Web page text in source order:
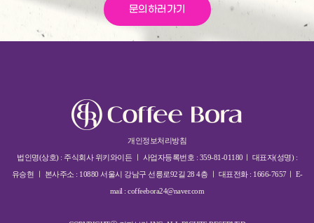
문의하러가기
개인정보처리방침
법인명(상호) : 주식회사 위키와이든 ㅣ 사업자등록번호 : 359-81-01180ㅣ 대표자(성명) :
유승현 ㅣ 본사주소 : 10880 서울시 강남구 선릉로92길 28 4층 ㅣ 대표전화 : 1666-7657ㅣ E-
mail : coffeebora24@naver.com